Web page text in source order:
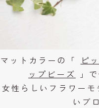
マットカラーの「 ピ
ップビーズ
」
女性らしいフラワー
いブ